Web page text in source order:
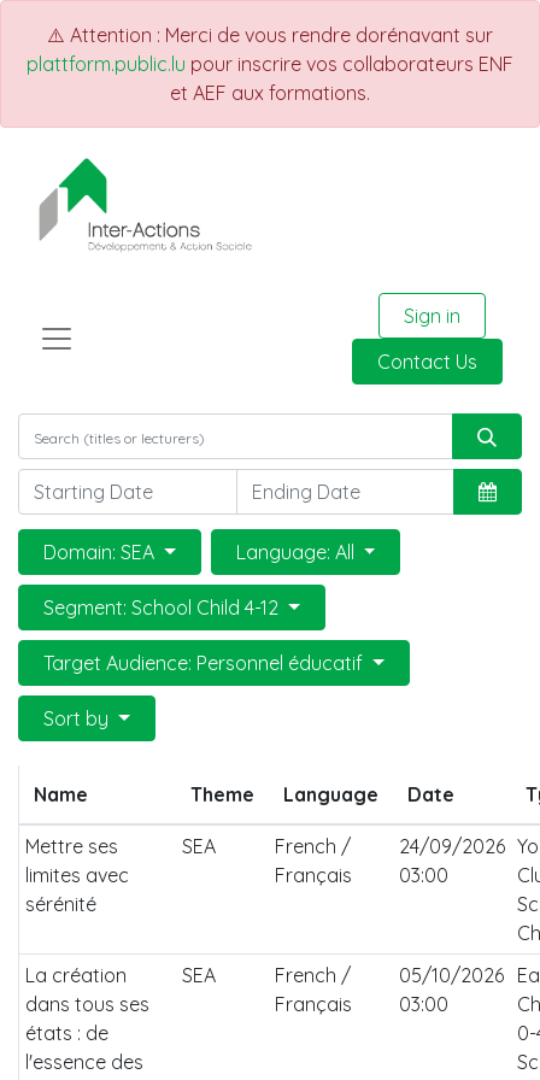
⚠️ Attention : Merci de vous rendre dorénavant sur
plattform.public.lu pour inscrire vos collaborateurs ENF
et AEF aux formations.
Sign in
Contact Us
Domain: SEA Language: All
Segment: School Child 4-12
Target Audience: Personnel éducatif
Sort by
Name Theme Language Date
Mettre ses
limites avec
sérénité
SEA
French /
Français
24/09/2026
03:00
La création
dans tous ses
états : de
l'essence des
SEA
French /
Français
05/10/2026
03:00
0-